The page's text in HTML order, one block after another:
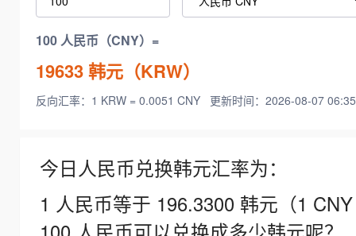
100 人民币（CNY）=
19633韩元（KRW）
反向汇率：1 KRW = 0.0051 CNY 更新时间：2026-08-07
今日人民币兑换韩元汇率为：
1 人民币等于 196.3300 韩元（1